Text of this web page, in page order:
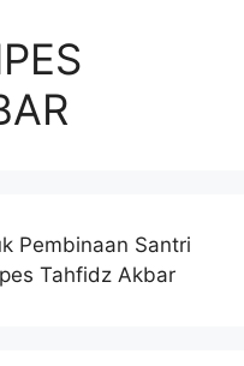
Pembinaan Santri
Tahfidz Akbar